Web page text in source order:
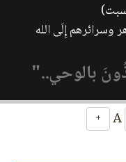
وسرائرهم إِلَى الله
بالوحي.."
+